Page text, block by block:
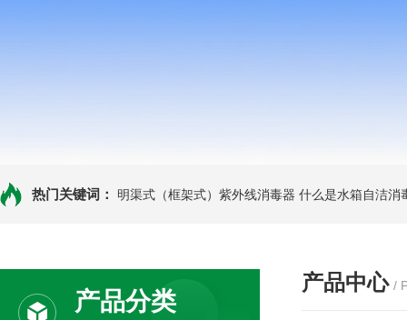
热门关键词： 明渠式（框架式）紫外线消毒器 什么是水箱自洁消
产品分类
产品中心 /